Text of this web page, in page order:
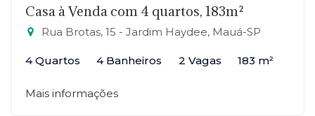
Casa à Venda com 4 quartos, 183m²
Rua Brotas, 15 - Jardim Haydee, Mauá-SP
4 Quartos 4 Banheiros 2 Vagas 183 m²
Mais informações